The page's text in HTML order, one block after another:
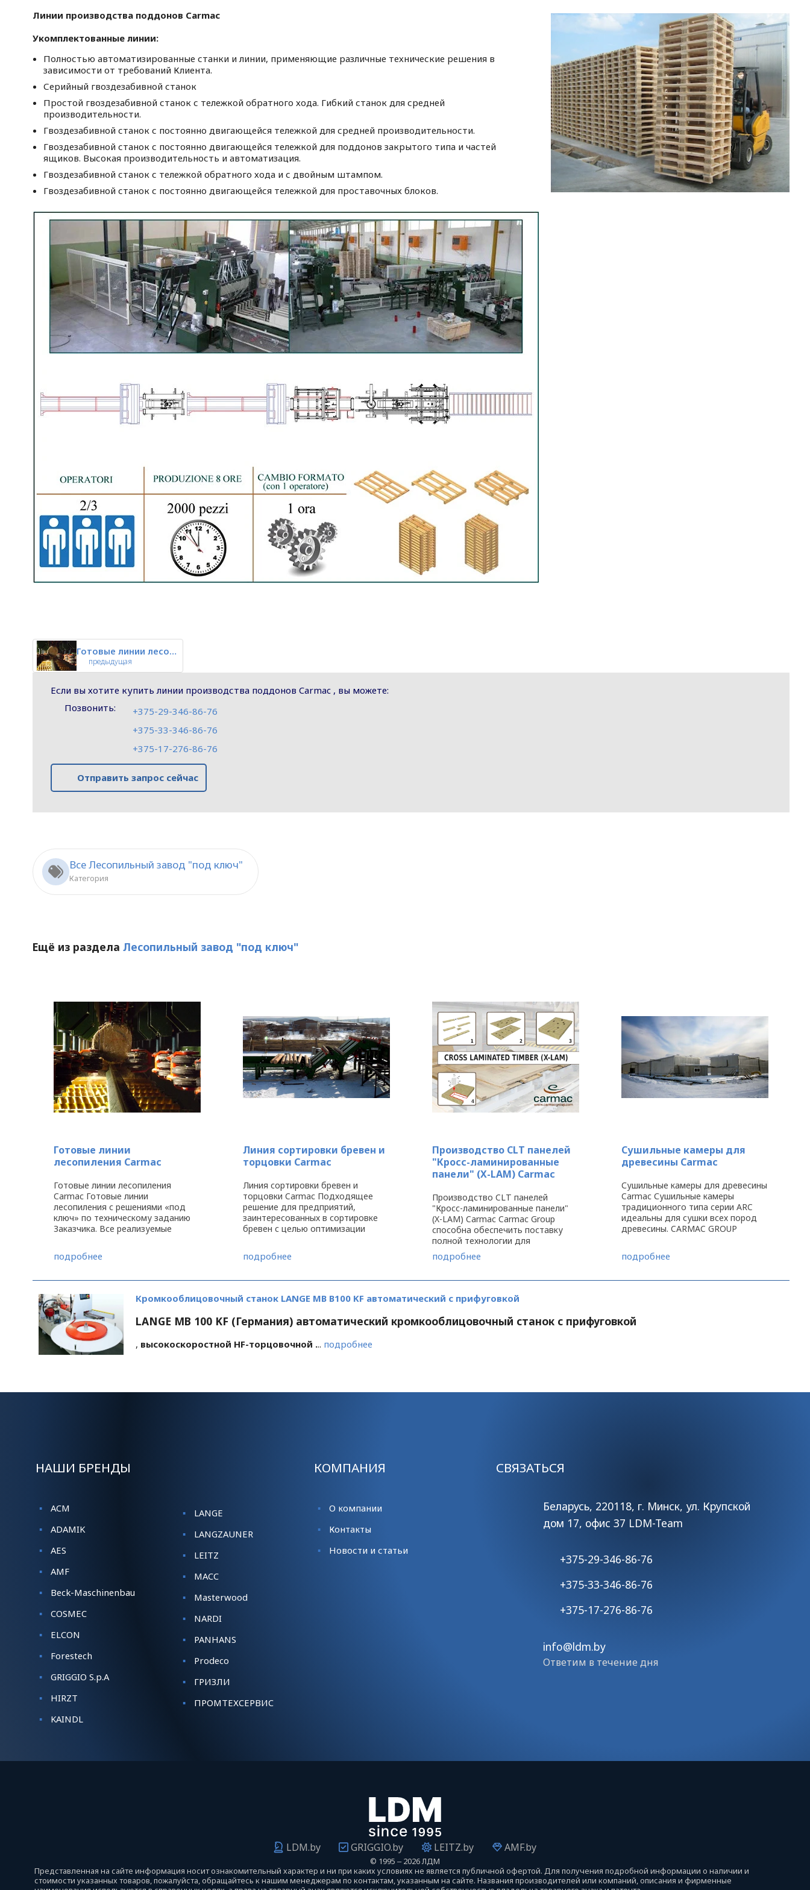
Линии производства поддонов Carmac
Укомплектованные линии:
Полностью автоматизированные станки и линии, применяющие различные технические решения в
зависимости от требований Клиента.
Серийный гвоздезабивной станок
Простой гвоздезабивной станок с тележкой обратного хода. Гибкий станок для средней
производительности.
Гвоздезабивной станок с постоянно двигающейся тележкой для средней производительности.
Гвоздезабивной станок с постоянно двигающейся тележкой для поддонов закрытого типа и частей
ящиков. Высокая производительность и автоматизация.
Гвоздезабивной станок с тележкой обратного хода и с двойным штампом.
Гвоздезабивной станок с постоянно двигающейся тележкой для проставочных блоков.
Готовые линии лесопиления Carm
предыдущая
Если вы хотите купить линии производства поддонов Carmac , вы можете:
Позвонить:
+375-29-346-86-76
+375-33-346-86-76
+375-17-276-86-76
Отправить запрос сейчас
Все Лесопильный завод "под ключ"
Категория
Ещё из раздела Лесопильный завод "под ключ"
Готовые линии
лесопиления Carmac
Готовые линии лесопиления
Carmac Готовые линии
лесопиления с решениями «под
ключ» по техническому заданию
Заказчика. Все реализуемые
обучения персонала покупателя
под руководством инженеров
подробнее
Линия сортировки бревен и
торцовки Carmac
Линия сортировки бревен и
торцовки Carmac Подходящее
решение для предприятий,
заинтересованных в сортировке
бревен с целью оптимизации
максимального выхода
пиломатериала и
также для контроля и ...
подробнее
Производство CLT панелей
"Кросс-ламинированные
панели" (X-LAM) Carmac
Производство CLT панелей
"Кросс-ламинированные панели"
(X-LAM) Carmac Carmac Group
способна обеспечить поставку
полной технологии для
производства кросс-
ламинированных деревянных
подходящие для строительства
корпусных ...
подробнее
Сушильные камеры для
древесины Carmac
Сушильные камеры для древесины
Carmac Сушильные камеры
традиционного типа серии ARC
идеальны для сушки всех пород
древесины. CARMAC GROUP
до 200 м³, легко монтируемые, с
минимальным техническим
подробнее
Кромкооблицовочный станок LANGE MB B100 KF автоматический с прифуговкой
LANGE MB 100 KF (Германия) автоматический кромкооблицовочный станок с прифуговкой
, высокоскоростной HF-торцовочной ... подробнее
НАШИ БРЕНДЫ
ACM
ADAMIK
AES
AMF
Beck-Maschinenbau
COSMEC
ELCON
Forestech
GRIGGIO S.p.A
HIRZT
KАINDL
LANGE
LANGZAUNER
LEITZ
MACC
Masterwood
NARDI
PANHANS
Prodeco
ГРИЗЛИ
ПРОМТЕХСЕРВИС
КОМПАНИЯ
О компании
Контакты
Новости и статьи
СВЯЗАТЬСЯ
Беларусь, 220118, г. Минск, ул. Крупской
дом 17, офис 37 LDM-Team
+375-29-346-86-76
+375-33-346-86-76
+375-17-276-86-76
info@ldm.by
Ответим в течение дня
LDM.by GRIGGIO.by LEITZ.by AMF.by
© 1995 ‒ 2026 ЛДМ
Представленная на сайте информация носит ознакомительный характер и ни при каких условиях не является публичной офертой. Для получения подробной информации о наличии и
стоимости указанных товаров, пожалуйста, обращайтесь к нашим менеджерам по контактам, указанным на сайте. Названия производителей или компаний, описания и фирменные